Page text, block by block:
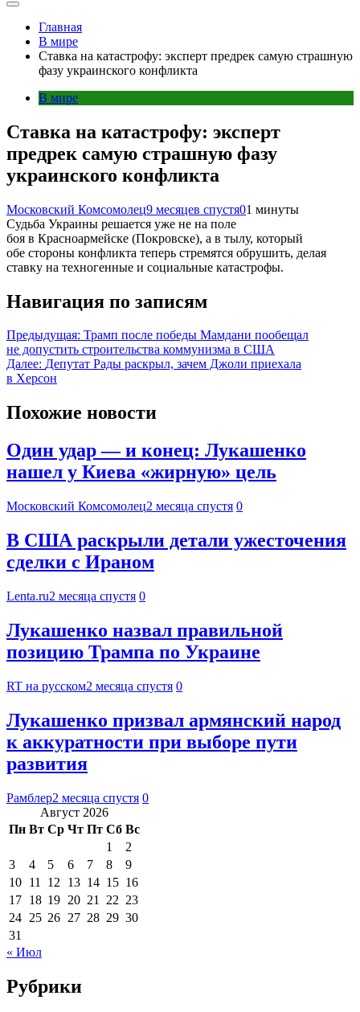
Главная
В мире
Ставка на катастрофу: эксперт предрек самую страшную
фазу украинского конфликта
В мире
Ставка на катастрофу: эксперт
предрек самую страшную фазу
украинского конфликта
Московский Комсомолец9 месяцев спустя01 минуты
Судьба Украины решается уже не на поле
боя в Красноармейске (Покровске), а в тылу, который
обе стороны конфликта теперь стремятся обрушить, делая
ставку на техногенные и социальные катастрофы.
Навигация по записям
Предыдущая: Трамп после победы Мамдани пообещал
не допустить строительства коммунизма в США
Далее: Депутат Рады раскрыл, зачем Джоли приехала
в Херсон
Похожие новости
Один удар — и конец: Лукашенко
нашел у Киева «жирную» цель
Московский Комсомолец2 месяца спустя 0
В США раскрыли детали ужесточения
сделки с Ираном
Lenta.ru2 месяца спустя 0
Лукашенко назвал правильной
позицию Трампа по Украине
RT на русском2 месяца спустя 0
Лукашенко призвал армянский народ
к аккуратности при выборе пути
развития
Рамблер2 месяца спустя 0
Август 2026
Пн Вт Ср Чт Пт Сб Вс
1
2
3
4 5 6 7 8
9
10 11 12 13 14 15 16
17 18 19 20 21 22 23
24 25 26 27 28 29 30
31
« Июл
Рубрики